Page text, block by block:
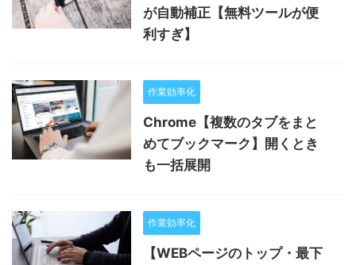
が自動補正【無料ツールが便
利すぎ】
作業効率化
Chrome【複数のタブをまと
めてブックマーク】開くとき
も一括展開
作業効率化
【WEBページのトップ・最下